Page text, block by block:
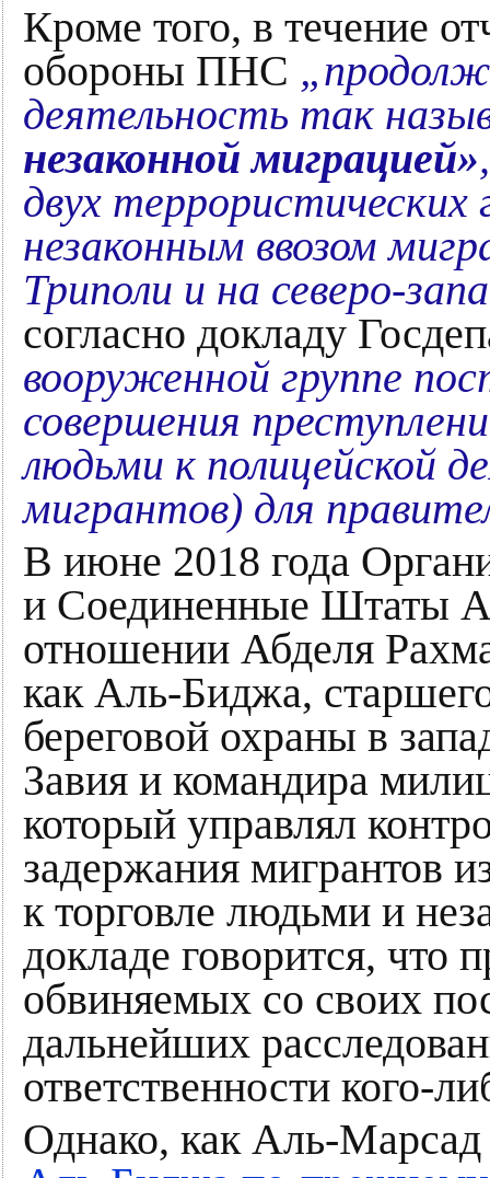
Кроме того, в течение
обороны ПНС
деятельность так
незаконной миграцией»
двух
незаконным ввозом
Триполи и на северо-
согласно докладу
вооруженной группе
совершения
людьми к полицейской
мигрантов) для
В июне 2018 года
и Соединенные Штаты
отношении Абделя
как Аль-Биджа,
береговой охраны в
Завия и командира
который управлял
задержания мигрантов
к торговле людьми и
докладе говорится, что
обвиняемых со своих
дальнейших
ответственности кого-
Однако, как Аль-Марсад